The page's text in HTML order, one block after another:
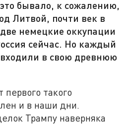
бывало, к сожалению,
Литвой, почти век в
немецкие оккупации
сейчас. Но каждый
входили в свою древнюю
такого
и в наши дни.
Трампу наверняка